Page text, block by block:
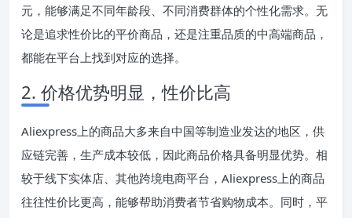
元，能够满足不同年龄段、不同消费群体的个性化需求。无
论是追求性价比的平价商品，还是注重品质的中高端商品，
都能在平台上找到对应的选择。
2. 价格优势明显，性价比高
Aliexpress上的商品大多来自中国等制造业发达的地区，供
应链完善，生产成本较低，因此商品价格具备明显优势。相
较于线下实体店、其他跨境电商平台，Aliexpress上的商品
往往性价比更高，能够帮助消费者节省购物成本。同时，平